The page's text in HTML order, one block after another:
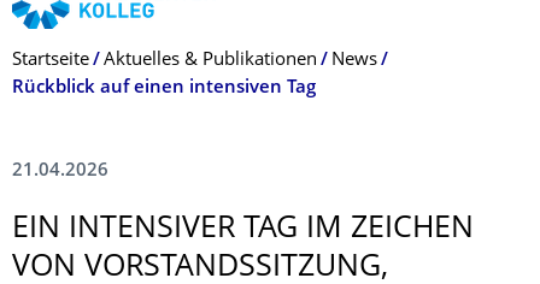
Breadcrumb-Menü
Startseite Aktuelles & Publikationen
News
Rückblick auf einen intensiven Tag
21.04.2026
EIN INTENSIVER TAG IM ZEICHEN
VON VORSTANDSSIT­ZUNG,